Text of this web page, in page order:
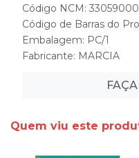
Código NCM: 33059000
Código de Barras do
Embalagem: PC/1
Fabricante: MARCIA
Quem viu este